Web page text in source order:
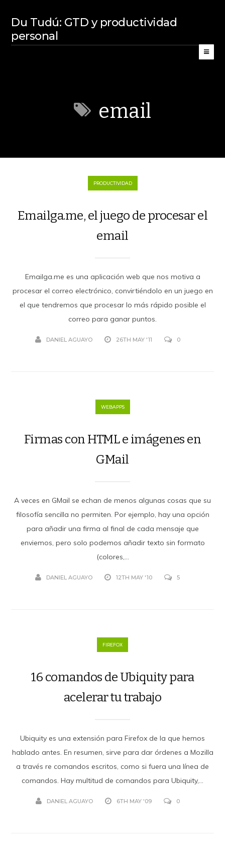
Du Tudú: GTD y productividad
personal
email
PRODUCTIVIDAD
Emailga.me, el juego de procesar el
email
Emailga.me es una aplicación web que nos motiva a
procesar el correo electrónico, convirtiéndolo en un juego en
el que tendremos que procesar lo más rápido posible el
correo para ganar puntos.
DANIEL AGUAYO 26TH MAY '11 0
WEBAPPS
Firmas con HTML e imágenes en
GMail
A veces en GMail se echan de menos algunas cosas que su
filosofía sencilla no permiten. Por ejemplo, hay una opción
para añadir una firma al final de cada mensaje que
enviemos, pero solo podemos añadir texto sin formato
(colores,...
DANIEL AGUAYO 12TH MAY '10 5
FIREFOX
16 comandos de Ubiquity para
acelerar tu trabajo
Ubiquity es una extensión para Firefox de la que hemos
hablado antes. En resumen, sirve para dar órdenes a Mozilla
a través re comandos escritos, como si fuera una línea de
comandos. Hay multitud de comandos para Ubiquity,...
DANIEL AGUAYO 6TH MAY '09 0